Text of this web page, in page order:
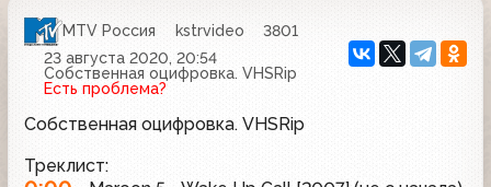
MTV Россия kstrvideo
3801
23 августа 2020, 20:54
Собственная оцифровка. VHSRip
Есть проблема?
Собственная оцифровка. VHSRip
Треклист: